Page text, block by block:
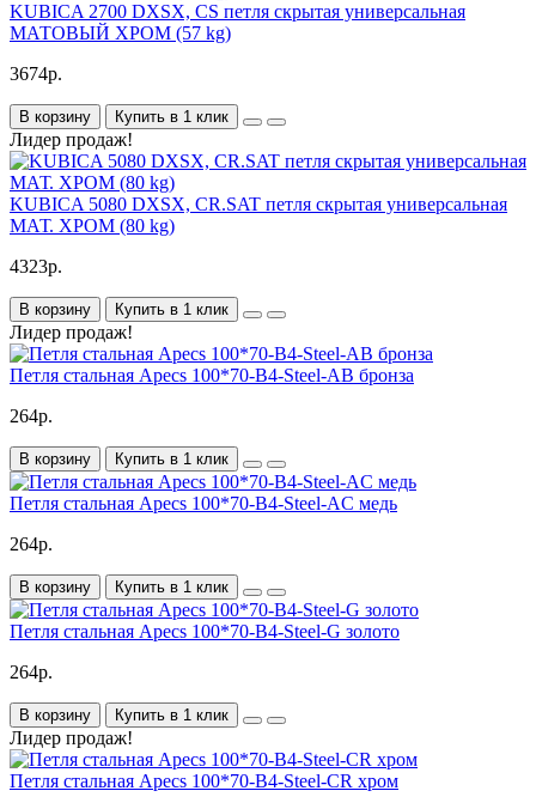
KUBICA 2700 DXSX, CS петля скрытая универсальная
МАТОВЫЙ ХРОМ (57 kg)
3674р.
В корзину Купить в 1 клик
Лидер продаж!
KUBICA 5080 DXSX, CR.SAT петля скрытая универсальная
МАТ. ХРОМ (80 kg)
4323р.
В корзину Купить в 1 клик
Лидер продаж!
Петля стальная Apecs 100*70-B4-Steel-AB бронза
264р.
В корзину Купить в 1 клик
Петля стальная Apecs 100*70-B4-Steel-AC медь
264р.
В корзину Купить в 1 клик
Петля стальная Apecs 100*70-B4-Steel-G золото
264р.
В корзину Купить в 1 клик
Лидер продаж!
Петля стальная Apecs 100*70-B4-Steel-CR хром